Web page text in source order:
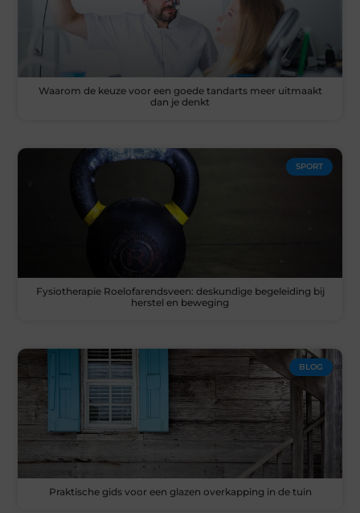
Waarom de keuze voor een goede tandarts meer uitmaakt
dan je denkt
SPORT
Fysiotherapie Roelofarendsveen: deskundige begeleiding bij
herstel en beweging
BLOG
Praktische gids voor een glazen overkapping in de tuin